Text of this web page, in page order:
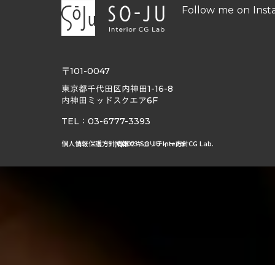
〒101-0047
東京都千代田区内神田1-16-8
内神田ミッドスクエア6F
TEL：03-6777-3393
Follow me on
個人情報保護方針情報セキュリティー方針
(C)2023 SO-JU Interior CG Lab.